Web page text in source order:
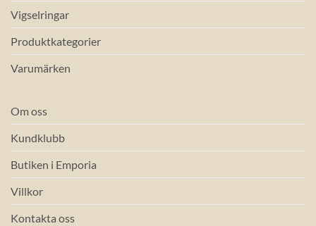
Vigselringar
Produktkategorier
Varumärken
Om oss
Kundklubb
Butiken i Emporia
Villkor
Kontakta oss